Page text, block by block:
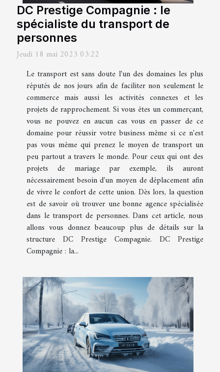
DC Prestige Compagnie : le
spécialiste du transport de
personnes
Jeudi 18 mai 2023 03:22
Le transport est sans doute l'un des domaines les plus
réputés de nos jours afin de faciliter non seulement le
commerce mais aussi les activités connexes et les
projets de rapprochement. Si vous êtes un commerçant,
vous ne pouvez en aucun cas vous en passer de ce
domaine pour réussir votre business même si ce n'est
pas vous même qui prenez le moyen de transport un
peu partout a travers le monde. Pour ceux qui ont des
projets de mariage par exemple, ils auront
nécessairement besoin d'un moyen de déplacement afin
de vivre le confort de cette union. Dès lors, la question
est de savoir où trouver une bonne agence spécialisée
dans le transport de personnes. Dans cet article, nous
allons vous donnez beaucoup plus de détails sur la
structure DC Prestige Compagnie. DC Prestige
Compagnie : la...